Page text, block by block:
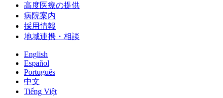
高度医療の提供
病院案内
採用情報
地域連携・相談
English
Español
Português
中文
Tiếng Việt